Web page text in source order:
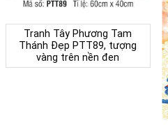
Tranh Tây Phương Tam
Thánh Đẹp PTT89, tượng
vàng trên nền đen